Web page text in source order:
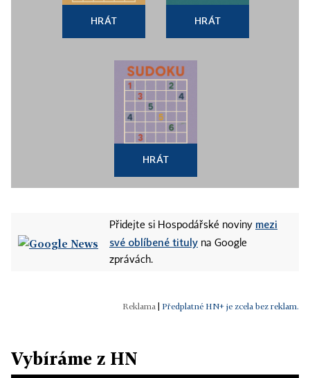
HRÁT HRÁT
HRÁT
Přidejte si Hospodářské noviny mezi
své oblíbené tituly na Google
zprávách.
Předplatné HN+ je zcela bez reklam.
Vybíráme z HN